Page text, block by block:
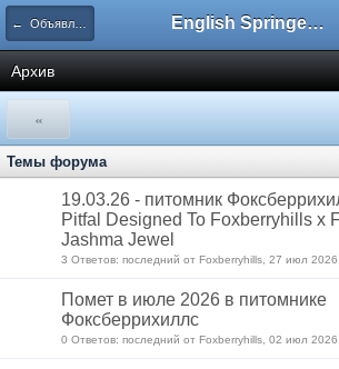
← Объявления English Springer Spaniel Club
Архив
«
Темы форума
19.03.26 - питомник
Pitfal Designed To Foxberryhills x
Jashma Jewel
3 Ответов: последний от Foxberryhills, 27 июл
Помет в июле 2026 в питомнике
Фоксберрихиллс
0 Ответов: последний от Foxberryhills, 02 июл